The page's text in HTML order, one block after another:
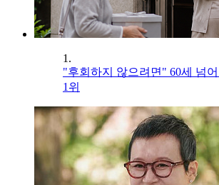
1.
"후회하지 않으려면" 60세 넘
1위